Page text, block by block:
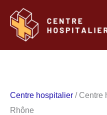
contenu
Centre hospitalier / Centre
Rhône